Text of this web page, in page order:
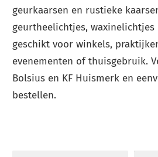
geurkaarsen en rustieke
geurtheelichtjes, waxinelichtjes
geschikt voor winkels,
evenementen of thuisgebruik.
Bolsius en KF Huismerk en
bestellen.